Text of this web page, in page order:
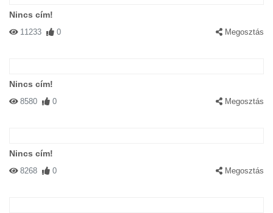
Nincs cím!
11233 0 Megosztás
Nincs cím!
8580 0 Megosztás
Nincs cím!
8268 0 Megosztás